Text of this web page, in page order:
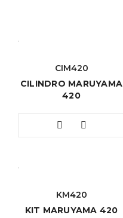
CIM420
CILINDRO MARUYAMA
420
KM420
KIT MARUYAMA 420